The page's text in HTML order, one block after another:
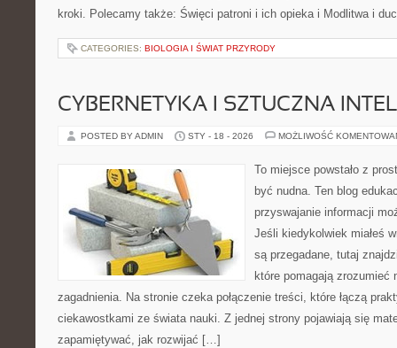
kroki. Polecamy także: Święci patroni i ich opieka i Modlitwa i
CATEGORIES: BIOLOGIA I ŚWIAT PRZYRODY
CYBERNETYKA I SZTUCZNA
POSTED BY ADMIN STY - 18 - 2026 MOŻLIWOŚĆ
To miejsce powstało z
być nudna. Ten blog
przyswajanie informacji
Jeśli kiedykolwiek miałeś
są przegadane, tutaj
które pomagają zrozumieć
zagadnienia. Na stronie czeka połączenie treści, które łączą
ciekawostkami ze świata nauki. Z jednej strony pojawiają się
zapamiętywać, jak rozwijać […]